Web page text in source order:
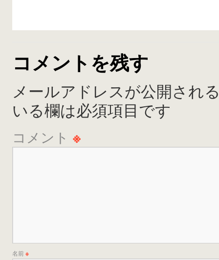
コメントを残す
メールアドレスが公開され
いる欄は必須項目です
コメント ※
名前※